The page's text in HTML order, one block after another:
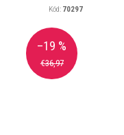
Kód: 70297
€36,97
–19 %